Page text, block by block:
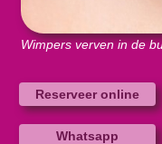
Wimpers verven in de
Reserveer online
Whatsapp